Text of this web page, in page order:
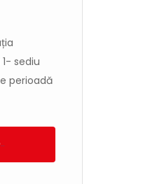
sediu
perioadă